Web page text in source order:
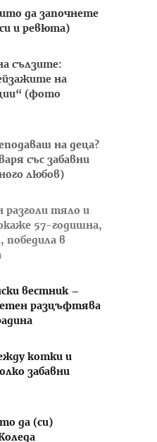
да започнете
и ревюта)
сълзите:
на
(фото
на деца?
със забавни
любов)
разголи тяло и
57-годишна,
победила в
вестник –
разцъфтява
котки и
забавни
да (си)